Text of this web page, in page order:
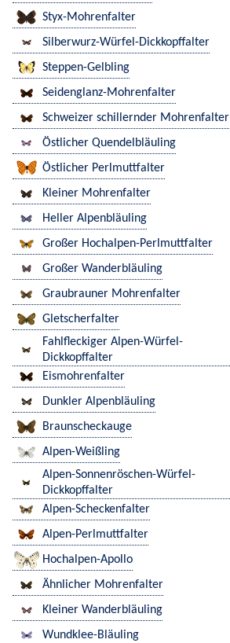
Styx-Mohrenfalter
Silberwurz-Würfel-Dickkopffalter
Steppen-Gelbling
Seidenglanz-Mohrenfalter
Schweizer schillernder Mohrenfalter
Östlicher Quendelbläuling
Östlicher Perlmuttfalter
Kleiner Mohrenfalter
Heller Alpenbläuling
Großer Hochalpen-Perlmuttfalter
Großer Wanderbläuling
Graubrauner Mohrenfalter
Gletscherfalter
Fahlfleckiger Alpen-Würfel-
Dickkopffalter
Eismohrenfalter
Dunkler Alpenbläuling
Braunscheckauge
Alpen-Weißling
Alpen-Sonnenröschen-Würfel-
Dickkopffalter
Alpen-Scheckenfalter
Alpen-Perlmuttfalter
Hochalpen-Apollo
Ähnlicher Mohrenfalter
Kleiner Wanderbläuling
Wundklee-Bläuling